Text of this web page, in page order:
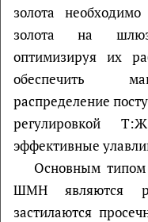
золота
золота на
оптимизируя их
обеспечить
распределение
регулировкой
эффективные
Основным
ШМН являются
застилаются